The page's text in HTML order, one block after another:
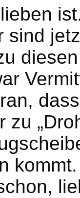
sind
zu
kommt.